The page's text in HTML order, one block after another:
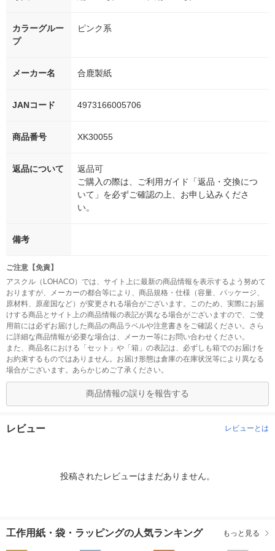
カラーグルー
プ
ピンク系
メーカー名 合鹿製紙
JANコード 4973166005706
商品番号 XK30055
返品について
返品可
ご購入の際は、ご利用ガイド「返品・交換につ
いて」を必ずご確認の上、お申し込みくださ
い。
備考
ご注意【免責】
アスクル（LOHACO）では、サイト上に最新の商品情報を表示するよう努めて
おりますが、メーカーの都合等により、商品規格・仕様（容量、パッケージ、
原材料、原産国など）が変更される場合がございます。このため、実際にお届
けする商品とサイト上の商品情報の表記が異なる場合がございますので、ご使
用前には必ずお届けした商品の商品ラベルや注意書きをご確認ください。さら
に詳細な商品情報が必要な場合は、メーカー等にお問い合わせください。
また、商品名における「セット」や「箱」の表記は、必ずしも箱でのお届けを
お約束するものではありません。お届け形態は倉庫の在庫状況等により異なる
場合がございます。あらかじめご了承ください。
商品情報の誤りを報告する
レビュー レビューとは
投稿されたレビューはまだありません。
工作用紙・袋・ラッピングの人気ランキング もっと見る